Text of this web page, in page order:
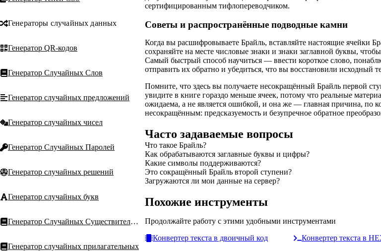
Генераторы случайных данных
Генератор QR-кодов
Генератор Случайных Слов
Генератор случайных предложений
Генератор случайных чисел
Генератор Случайных Паролей
Генератор случайных решений
Генератор случайных букв
Генератор Случайных Существительных
Генератор случайных прилагательных
сертифицированным тифлопереводчиком.
Советы и распространённые подводные камни
Когда вы расшифровываете Брайль, вставляйте настоящие ячейки
сохраняйте на месте числовые знаки и знаки заглавной буквы,
Самый быстрый способ научиться — ввести короткое слово,
отправить их обратно и убедиться, что вы восстановили исходный
Помните, что здесь вы получаете несокращённый Брайль первой
увидите в книге гораздо меньше ячеек, потому что реальные
ожидаема, а не является ошибкой, и она же — главная причина, по
несокращённым: предсказуемость и безупречное обратное
Часто задаваемые вопросы
Что такое Брайль?
Как обрабатываются заглавные буквы и цифры?
Какие символы поддерживаются?
Это сокращённый Брайль второй ступени?
Загружаются ли мои данные на сервер?
Похожие инструменты
Продолжайте работу с этими удобными инструментами
Конвертер текста в двоичный код
Конвертер текста в